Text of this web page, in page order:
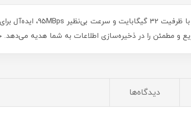
دیدگاه‌ها